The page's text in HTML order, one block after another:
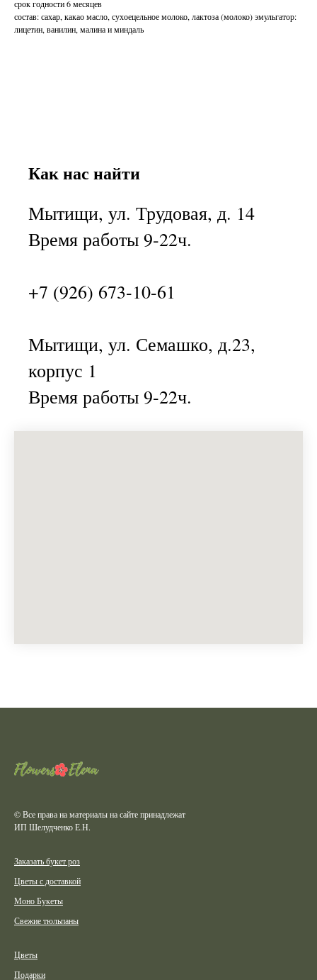
срок годности 6 месяцев
состав: сахар, какао масло, сухоецельное молоко, лактоза (молоко) эмульгатор:
лицетин, ванилин, малина и миндаль
Как нас найти
Мытищи, ул. Трудовая, д. 14
Время работы 9-22ч.
+7 (926) 673-10-61
Мытищи, ул. Семашко, д.23,
корпус 1
Время работы 9-22ч.
© Все права на материалы на сайте принадлежат
ИП Шелудченко Е.Н.
Заказать букет роз
Цветы с доставкой
Моно Букеты
Свежие тюльпаны
Цветы
Подарки